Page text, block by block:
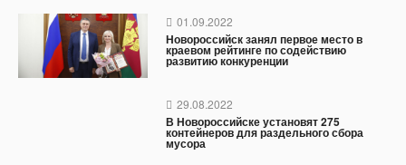
Новороссийск занял первое место в
краевом рейтинге по содействию
развитию конкуренции
01.09.2022
В Новороссийске установят 275
контейнеров для раздельного сбора
мусора
29.08.2022